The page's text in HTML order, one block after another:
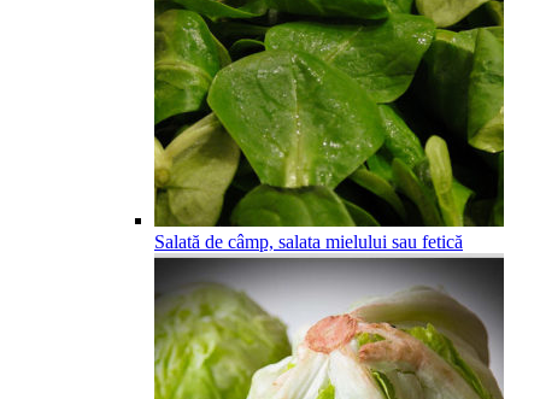
Salată de câmp, salata mielului sau fetică